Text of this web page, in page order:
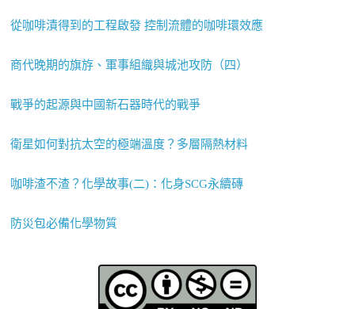
從咖啡漬得到的工程啟發 控制流體的咖啡環效應
商代晚期的旗斿、軍事組織與城池攻防（四）
戰爭的起源與中國新石器時代的戰爭
衛星如何對抗太空的極端溫度？多層隔熱材料
咖啡渣不渣？化學故事(二)：化身SCG永續磚
防災包必備化學物質